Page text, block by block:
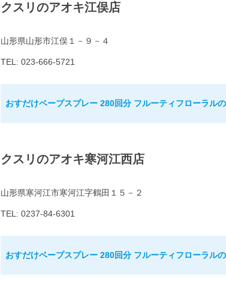
クスリのアオキ江俣店
山形県山形市江俣１－９－４
TEL: 023-666-5721
おすだけベープスプレー 280回分 フルーティフローラル
クスリのアオキ寒河江西店
山形県寒河江市寒河江字鶴田１５－２
TEL: 0237-84-6301
おすだけベープスプレー 280回分 フルーティフローラル